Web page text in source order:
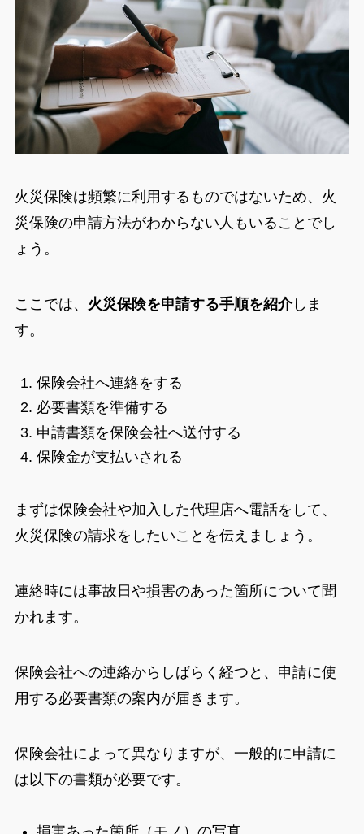
火災保険は頻繁に利用するものではないため、火
災保険の申請方法がわからない人もいることでし
ょう。
ここでは、 火災保険を申請する手順を紹介しま
す。
保険会社へ連絡をする
必要書類を準備する
申請書類を保険会社へ送付する
保険金が支払いされる
まずは保険会社や加入した代理店へ電話をして、
火災保険の請求をしたいことを伝えましょう。
連絡時には事故日や損害のあった箇所について聞
かれます。
保険会社への連絡からしばらく経つと、申請に使
用する必要書類の案内が届きます。
保険会社によって異なりますが、一般的に申請に
は以下の書類が必要です。